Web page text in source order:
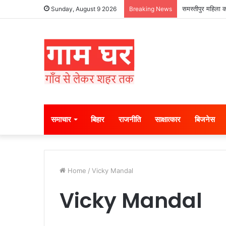
Sunday, August 9 2026 Breaking News समस्तीपुर महिला
समाचार बिहार राजनीति साक्षात्कार बिजनेस
Home / Vicky Mandal
Vicky Mandal